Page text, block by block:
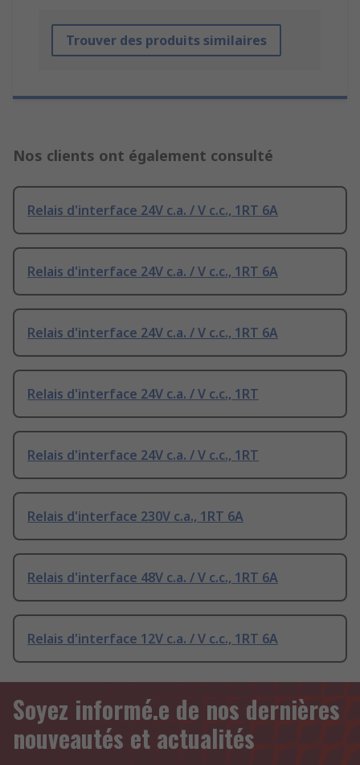
Trouver des produits similaires
Nos clients ont également consulté
Relais d'interface 24V c.a. / V c.c., 1RT 6A
Relais d'interface 24V c.a. / V c.c., 1RT 6A
Relais d'interface 24V c.a. / V c.c., 1RT 6A
Relais d'interface 24V c.a. / V c.c., 1RT
Relais d'interface 24V c.a. / V c.c., 1RT
Relais d'interface 230V c.a., 1RT 6A
Relais d'interface 48V c.a. / V c.c., 1RT 6A
Relais d'interface 12V c.a. / V c.c., 1RT 6A
Soyez informé.e de nos dernières
nouveautés et actualités